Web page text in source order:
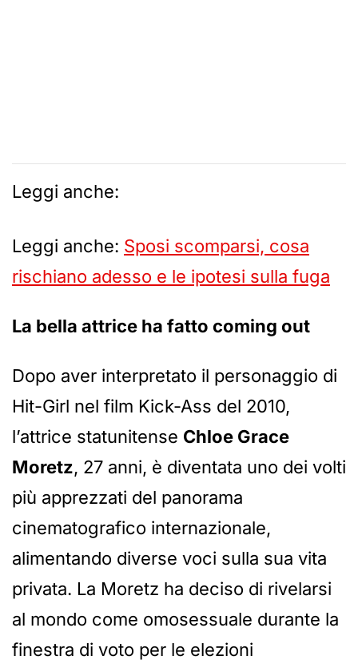
Leggi anche:
Leggi anche: Sposi scomparsi, cosa
rischiano adesso e le ipotesi sulla fuga
La bella attrice ha fatto coming out
Dopo aver interpretato il personaggio di
Hit-Girl nel film Kick-Ass del 2010,
l’attrice statunitense Chloe Grace
Moretz, 27 anni, è diventata uno dei volti
più apprezzati del panorama
cinematografico internazionale,
alimentando diverse voci sulla sua vita
privata. La Moretz ha deciso di rivelarsi
al mondo come omosessuale durante la
finestra di voto per le elezioni